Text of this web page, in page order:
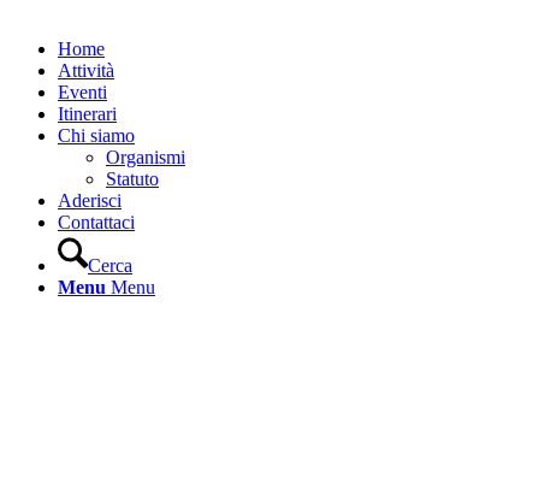
Home
Attività
Eventi
Itinerari
Chi siamo
Organismi
Statuto
Aderisci
Contattaci
Cerca
Menu Menu